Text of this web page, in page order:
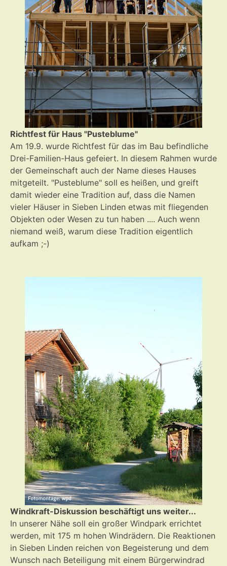
Richtfest für Haus "Pusteblume"
Am 19.9. wurde Richtfest für das im Bau befindliche
Drei-Familien-Haus gefeiert. In diesem Rahmen wurde
der Gemeinschaft auch der Name dieses Hauses
mitgeteilt. "Pusteblume" soll es heißen, und greift
damit wieder eine Tradition auf, dass die Namen
vieler Häuser in Sieben Linden etwas mit fliegenden
Objekten oder Wesen zu tun haben .... Auch wenn
niemand weiß, warum diese Tradition eigentlich
aufkam ;-)
Windkraft-Diskussion beschäftigt uns weiter...
In unserer Nähe soll ein großer Windpark errichtet
werden, mit 175 m hohen Windrädern. Die Reaktionen
in Sieben Linden reichen von Begeisterung und dem
Wunsch nach Beteiligung mit einem Bürgerwindrad